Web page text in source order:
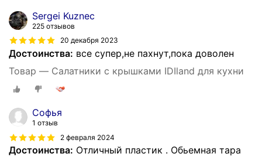
Sergei Kuznec
225 отзывов
20 декабря 2023
Достоинства: все супер,не пахнут,пока доволен
Товар — Салатники с крышками IDIland для кухни
Софья
1 отзыв
2 февраля 2024
Достоинства: Отличный пластик . Обьемная тара